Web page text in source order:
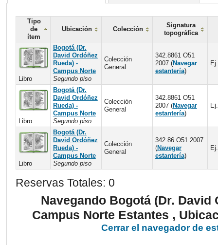
Tipo
de
ítem
Ubicación Colección
Signatura
topográfica
Libro
Bogotá (Dr.
David Ordóñez
Rueda) -
Campus Norte
Segundo piso
Colección
General
342.8861 O51
2007 (Navegar
estantería)
Libro
Bogotá (Dr.
David Ordóñez
Rueda) -
Campus Norte
Segundo piso
Colección
General
342.8861 O51
2007 (Navegar
estantería)
Libro
Bogotá (Dr.
David Ordóñez
Rueda) -
Campus Norte
Segundo piso
Colección
General
342.86 O51 2007
(Navegar
estantería)
Reservas Totales: 0
Navegando Bogotá (Dr. David
Campus Norte Estantes ,
Cerrar el navegador de